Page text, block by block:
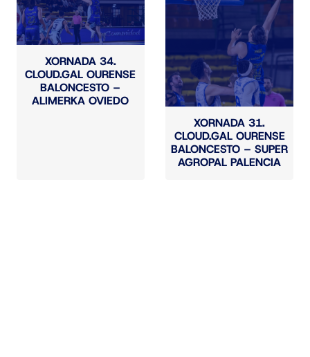
XORNADA 34.
CLOUD.GAL OURENSE
BALONCESTO –
ALIMERKA OVIEDO
XORNADA 31.
CLOUD.GAL OURENSE
BALONCESTO – SUPER
AGROPAL PALENCIA